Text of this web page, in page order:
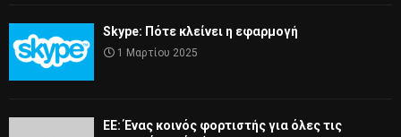
Skype: Πότε κλείνει η εφαρμογή
1 Μαρτίου 2025
ΕΕ: Ένας κοινός φορτιστής για όλες τις